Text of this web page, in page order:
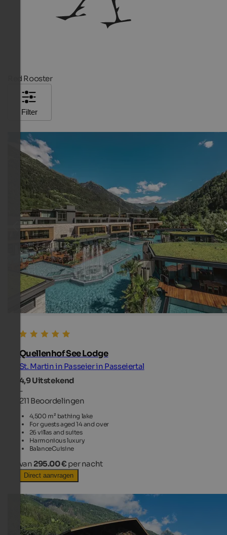
Red Rooster
Filter
Quellenhof See Lodge
St. Martin in Passeier in Passeiertal
4,9Uitstekend
-
211 Beoordelingen
4,500 m² bathing lake
For guests aged 14 and over
26 villas and suites
Harmonious luxury
BalanceCuisine
van 295.00 € per nacht
Direct aanvragen